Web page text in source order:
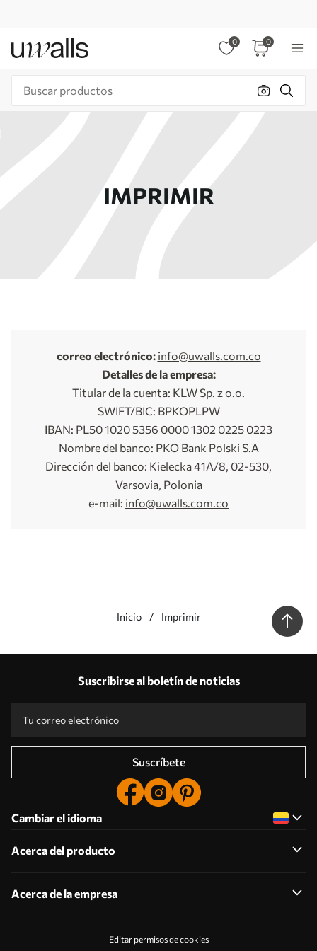
0 0
IMPRIMIR
correo electrónico: info@uwalls.com.co
Detalles de la empresa:
Titular de la cuenta: KLW Sp. z o.o.
SWIFT/BIC: BPKOPLPW
IBAN: PL50 1020 5356 0000 1302 0225 0223
Nombre del banco: PKO Bank Polski S.A
Dirección del banco: Kielecka 41A/8, 02-530,
Varsovia, Polonia
e-mail: info@uwalls.com.co
Inicio Imprimir
Suscribirse al boletín de noticias
Suscríbete
Cambiar el idioma
Acerca del producto
Acerca de la empresa
Editar permisos de cookies